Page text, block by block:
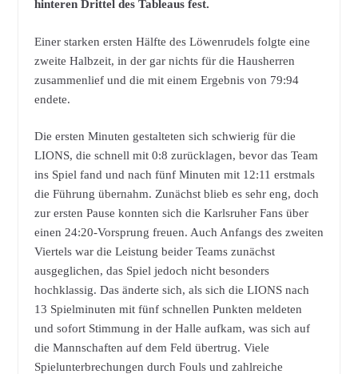
hinteren Drittel des Tableaus fest.
Einer starken ersten Hälfte des Löwenrudels folgte eine
zweite Halbzeit, in der gar nichts für die Hausherren
zusammenlief und die mit einem Ergebnis von 79:94
endete.
Die ersten Minuten gestalteten sich schwierig für die
LIONS, die schnell mit 0:8 zurücklagen, bevor das Team
ins Spiel fand und nach fünf Minuten mit 12:11 erstmals
die Führung übernahm. Zunächst blieb es sehr eng, doch
zur ersten Pause konnten sich die Karlsruher Fans über
einen 24:20-Vorsprung freuen. Auch Anfangs des zweiten
Viertels war die Leistung beider Teams zunächst
ausgeglichen, das Spiel jedoch nicht besonders
hochklassig. Das änderte sich, als sich die LIONS nach
13 Spielminuten mit fünf schnellen Punkten meldeten
und sofort Stimmung in der Halle aufkam, was sich auf
die Mannschaften auf dem Feld übertrug. Viele
Spielunterbrechungen durch Fouls und zahlreiche